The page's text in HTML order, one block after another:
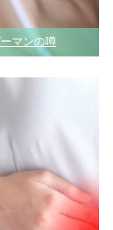
マンの噂